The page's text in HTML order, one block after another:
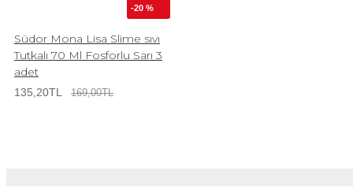
-20 %
Südor Mona Lisa Slime sıvı
Tutkalı 70 Ml Fosforlu Sarı 3
adet
135,20TL 169,00TL